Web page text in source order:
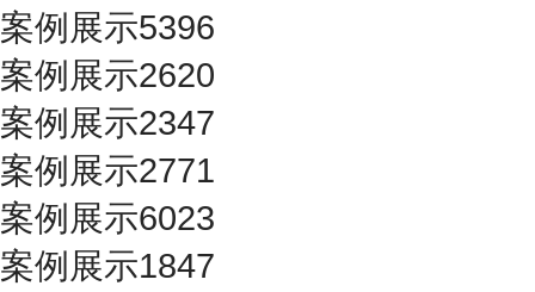
案例展示5396
案例展示2620
案例展示2347
案例展示2771
案例展示6023
案例展示1847